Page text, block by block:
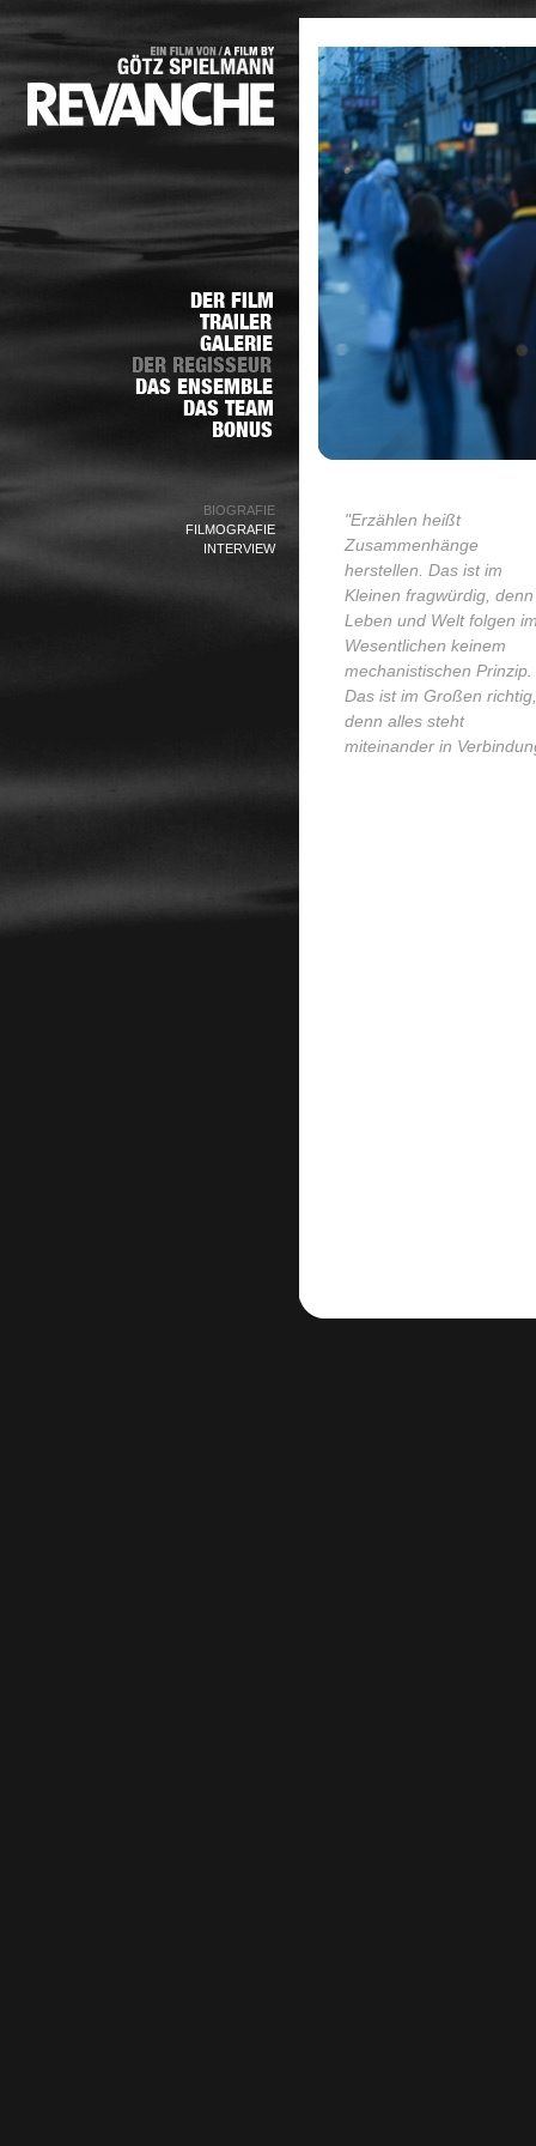
BIOGRAFIE
FILMOGRAFIE
INTERVIEW
"Erzählen heißt
Zusammenhänge
herstellen. Das ist im
Kleinen fragwürdig, denn
Leben und Welt folgen
Wesentlichen keinem
mechanistischen Prinzip.
Das ist im Großen richtig,
denn alles steht
miteinander in